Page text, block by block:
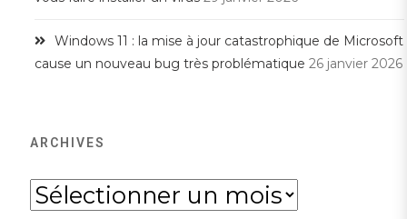
Windows 11 : la mise à jour catastrophique de Microsoft
cause un nouveau bug très problématique 26 janvier 2026
ARCHIVES
Archives